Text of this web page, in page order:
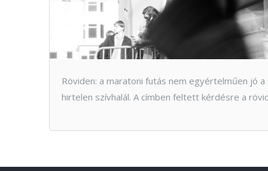
Röviden: a maratoni futás nem egyértelműen jó
hirtelen szívhalál. A címben feltett kérdésre a